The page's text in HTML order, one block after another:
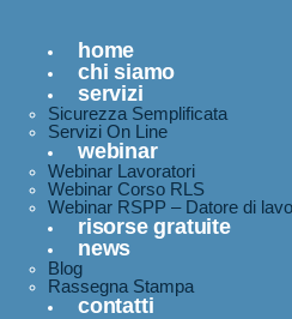
home
chi siamo
servizi
Sicurezza Semplificata
Servizi On Line
webinar
Webinar Lavoratori
Webinar Corso RLS
Webinar RSPP – Datore di
risorse gratuite
news
Blog
Rassegna Stampa
contatti